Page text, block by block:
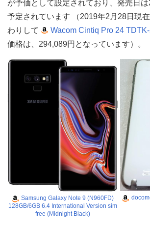
が予価として設定されており、発売日
予定されています （2019年2月28日現
わりして
Wacom Cintiq Pro 24
価格は、294,089円となっています）。
Samsung Galaxy Note 9 (N960FD)
128GB/6GB 6.4 International Version sim
free (Midnight Black)